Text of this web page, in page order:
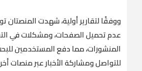
ووفقًا لتقارير أولية، شهدت المنصتان
عدم تحميل الصفحات، ومشكلات في
المنشورات، مما دفع المستخدمين
للتواصل ومشاركة الأخبار عبر منصات